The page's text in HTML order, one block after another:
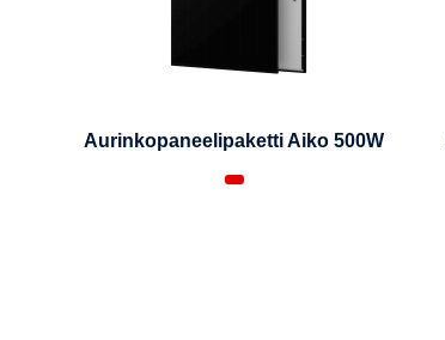
Aurinkopaneelipaketti Aiko 500W